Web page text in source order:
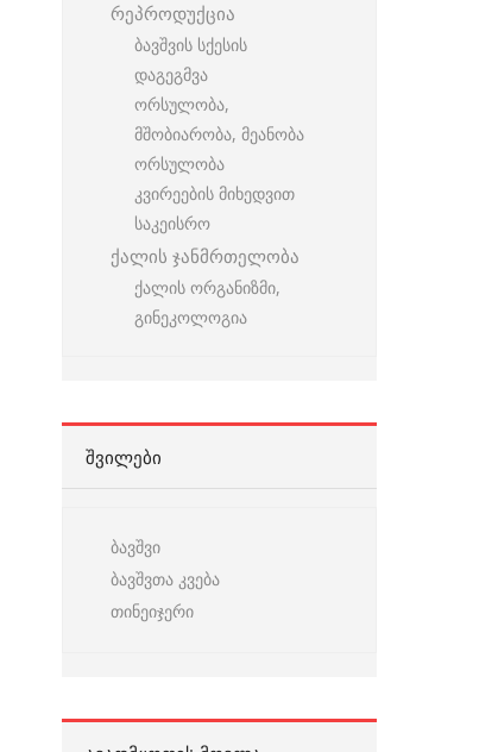
რეპროდუქცია
ბავშვის სქესის
დაგეგმვა
ორსულობა,
მშობიარობა, მეანობა
ორსულობა
კვირეების მიხედვით
საკეისრო
ქალის ჯანმრთელობა
ქალის ორგანიზმი,
გინეკოლოგია
ᲨᲕᲘᲚᲔᲑᲘ
ბავშვი
ბავშვთა კვება
თინეიჯერი